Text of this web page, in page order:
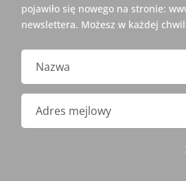
pojawiło się nowego na stronie:
newslettera. Możesz w każdej